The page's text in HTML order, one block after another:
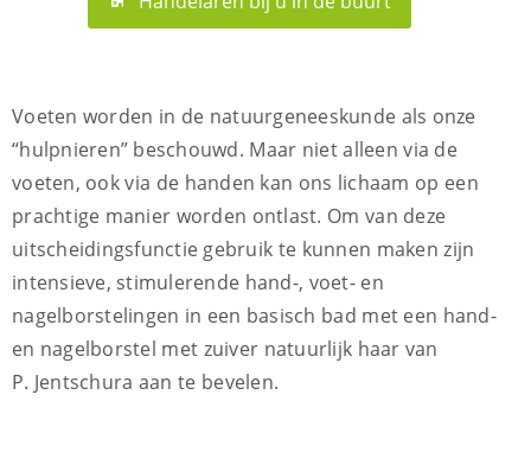
Voeten worden in de natuurgeneeskunde als onze
“hulpnieren” beschouwd. Maar niet alleen via de
voeten, ook via de handen kan ons lichaam op een
prachtige manier worden ontlast. Om van deze
uitscheidingsfunctie gebruik te kunnen maken zijn
intensieve, stimulerende hand-, voet- en
nagelborstelingen in een basisch bad met een hand-
en nagelborstel met zuiver natuurlijk haar van
P. Jentschura aan te bevelen.